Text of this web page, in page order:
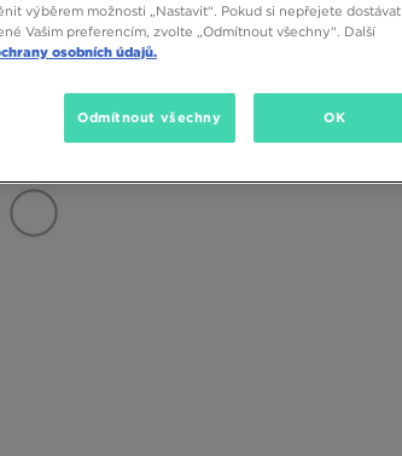
výběrem možnosti „Nastavit“. Pokud si nepřejete dostávat
Vašim preferencím, zvolte „Odmítnout všechny“. Další
osobních údajů.
Odmítnout všechny OK